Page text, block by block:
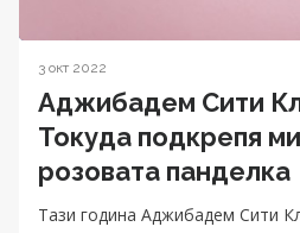
3 окт 2022
Аджибадем Сити
Токуда подкрепя
розовата панделка
Тази година Аджибадем Сити